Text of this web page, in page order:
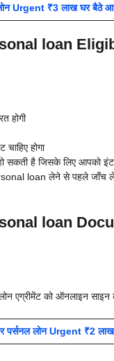
लोन Urgent ₹3 लाख घर बैठे
loan
होगी
होगा
है जिसके लिए आपको
loan लेने से पहले जाँच ले
loan
एग्रीमेंट को ऑनलाइन
पर्सनल लोन Urgent ₹2